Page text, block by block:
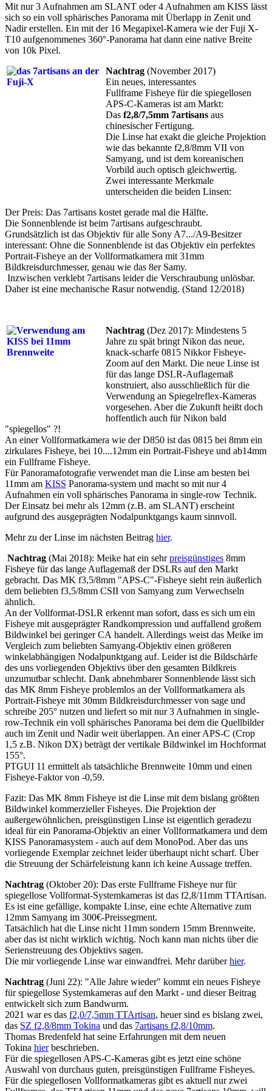
Mit nur 3 Aufnahmen am SLANT oder 4 Aufnahmen am KISS lässt
sich so ein voll sphärisches Panorama mit Überlapp in Zenit und
Nadir erstellen. Ein mit der 16 Megapixel-Kamera wie der Fuji X-
T10 aufgenommenes 360°-Panorama hat dann eine native Breite
von 10k Pixel.
Nachtrag (November 2017)
Ein neues, interessantes
Fullframe Fisheye für die spiegellosen
APS-C-Kameras ist am Markt:
Das f2,8/7,5mm 7artisans aus
chinesischer Fertigung.
Die Linse hat exakt die gleiche Projektion
wie das bekannte f2,8/8mm VII von
Samyang, und ist dem koreanischen
Vorbild auch optisch gleichwertig.
Zwei interessante Merkmale
unterscheiden die beiden Linsen:
Der Preis: Das 7artisans kostet gerade mal die Hälfte.
Die Sonnenblende ist beim 7artisans aufgeschraubt.
Grundsätzlich ist das Objektiv für alle Sony A7.../A9-Besitzer
interessant: Ohne die Sonnenblende ist das Objektiv ein perfektes
Portrait-Fisheye an der Vollformatkamera mit 31mm
Bildkreisdurchmesser, genau wie das 8er Samy.
Inzwischen verklebt 7artisans leider die Verschraubung unlösbar.
Daher ist eine mechanische Rasur notwendig. (Stand 12/2018)
Nachtrag (Dez 2017): Mindestens 5
Jahre zu spät bringt Nikon das neue,
knack-scharfe 0815 Nikkor Fisheye-
Zoom auf den Markt. Die neue Linse ist
für das lange DSLR-Auflagemaß
konstruiert, also ausschließlich für die
Verwendung an Spiegelreflex-Kameras
vorgesehen. Aber die Zukunft heißt doch
hoffentlich auch für Nikon bald
"spiegellos" ?!
An einer Vollformatkamera wie der D850 ist das 0815 bei 8mm ein
zirkulares Fisheye, bei 10....12mm ein Portrait-Fisheye und ab14mm
ein Fullframe Fisheye.
Für Panoramafotografie verwendet man die Linse am besten bei
11mm am KISS Panorama-system und macht so mit nur 4
Aufnahmen ein voll sphärisches Panorama in single-row Technik.
Der Einsatz bei mehr als 12mm (z.B. am SLANT) erscheint
aufgrund des ausgeprägten Nodalpunktgangs kaum sinnvoll.
Mehr zu der Linse im nächsten Beitrag hier.
Nachtrag (Mai 2018): Meike hat ein sehrpreisgünstiges 8mm
Fisheye für das lange Auflagemaß der DSLRs auf den Markt
gebracht. Das MK f3,5/8mm "APS-C"-Fisheye sieht rein äußerlich
dem beliebten f3,5/8mm CSII von Samyang zum Verwechseln
ähnlich.
An der Vollformat-DSLR erkennt man sofort, dass es sich um ein
Fisheye mit ausgeprägter Randkompression und auffallend großem
Bildwinkel bei geringer CA handelt. Allerdings weist das Meike im
Vergleich zum beliebten Samyang-Objektiv einen größeren
winkelabhängigen Nodalpunktgang auf. Leider ist die Bildschärfe
des uns vorliegenden Objektivs über den gesamten Bildkreis
unzumutbar schlecht. Dank abnehmbarer Sonnenblende lässt sich
das MK 8mm Fisheye problemlos an der Vollformatkamera als
Portrait-Fisheye mit 30mm Bildkreisdurchmesser von sage und
schreibe 205° nutzen und liefert so mit nur 3 Aufnahmen in single-
row-Technik ein voll sphärisches Panorama bei dem die Quellbilder
auch im Zenit und Nadir weit überlappen. An einer APS-C (Crop
1,5 z.B. Nikon DX) beträgt der vertikale Bildwinkel im Hochformat
155°.
PTGUI 11 ermittelt als tatsächliche Brennweite 10mm und einen
Fisheye-Faktor von -0,59.
Fazit: Das MK 8mm Fisheye ist die Linse mit dem bislang größten
Bildwinkel kommerzieller Fisheyes. Die Projektion der
außergewöhnlichen, preisgünstigen Linse ist eigentlich geradezu
ideal für ein Panorama-Objektiv an einer Vollformatkamera und dem
KISS Panoramasystem - auch auf dem MonoPod. Aber das uns
vorliegende Exemplar zeichnet leider überhaupt nicht scharf. Über
die Streuung der Schärfeleistung kann ich keine Aussage treffen.
Nachtrag (Oktober 20): Das erste Fullframe Fisheye nur für
spiegellose Vollformat-Systemkameras ist das f2,8/11mm TTArtisan.
Es ist eine gefällige, kompakte Linse, eine echte Alternative zum
12mm Samyang im 300€-Preissegment.
Tatsächlich hat die Linse nicht 11mm sondern 15mm Brennweite,
aber das ist nicht wirklich wichtig. Noch kann man nichts über die
Serienstreuung des Objektivs sagen.
Die mir vorliegende Linse war einwandfrei. Mehr darüberhier.
Nachtrag (Juni 22): "Alle Jahre wieder" kommt ein neues Fisheye
für spiegellose Systemkameras auf den Markt - und dieser Beitrag
entwickelt sich zum Bandwurm.
2021 war es das f2,0/7,5mm TTArtisan, heuer sind es bislang zwei,
das SZ f2,8/8mm Tokina und das 7artisans f2,8/10mm.
Thomas Bredenfeld hat seine Erfahrungen mit dem neuen
Tokina hierbeschrieben.
Für die spiegellosen APS-C-Kameras gibt es jetzt eine schöne
Auswahl von durchaus guten, preisgünstigen Fullframe Fisheyes.
Für die spiegellosen Vollformatkameras gibt es aktuell nur zwei